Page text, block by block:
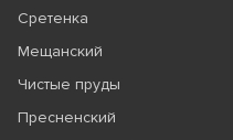
Сретенка
Мещанский
Чистые пруды
Пресненский